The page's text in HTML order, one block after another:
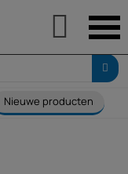
Nieuwe producten
